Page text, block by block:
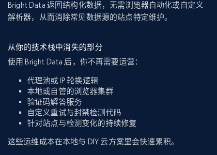
Bright Data 返回结构化数据，无需浏览器自动化或自定义
解析器，从而消除常见数据源的站点特定维护。
从你的技术栈中消失的部分
使用 Bright Data 后，你不再需要运营：
代理池或 IP 轮换逻辑
本地或自管的浏览器集群
验证码解答服务
自定义重试与封禁检测代码
针对站点与检测变化的持续修复
这些运维成本在本地与 DIY 云方案里会快速累积。